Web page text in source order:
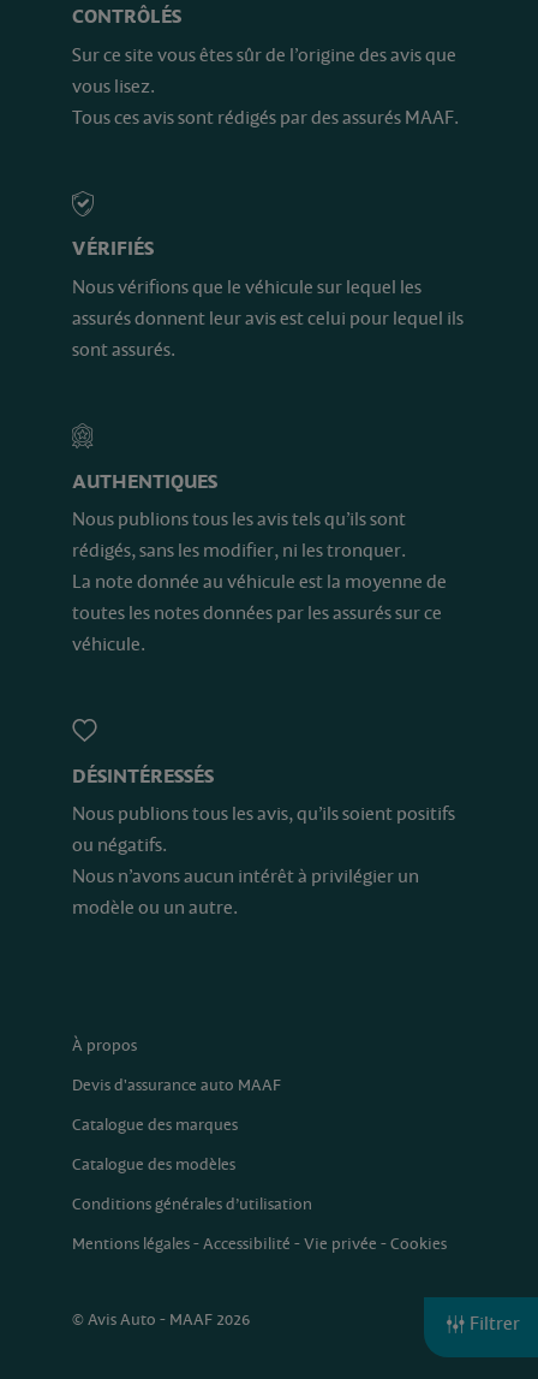
Filtrer
CONTRÔLÉS
Sur ce site vous êtes sûr de l’origine des avis que
vous lisez.
Tous ces avis sont rédigés par des assurés MAAF.
VÉRIFIÉS
Nous vérifions que le véhicule sur lequel les
assurés donnent leur avis est celui pour lequel ils
sont assurés.
AUTHENTIQUES
Nous publions tous les avis tels qu’ils sont
rédigés, sans les modifier, ni les tronquer.
La note donnée au véhicule est la moyenne de
toutes les notes données par les assurés sur ce
véhicule.
DÉSINTÉRESSÉS
Nous publions tous les avis, qu’ils soient positifs
ou négatifs.
Nous n’avons aucun intérêt à privilégier un
modèle ou un autre.
À propos
Devis d'assurance auto MAAF
Catalogue des marques
Catalogue des modèles
Conditions générales d’utilisation
Mentions légales-Accessibilité -Vie privée -Cookies
© Avis Auto - MAAF 2026